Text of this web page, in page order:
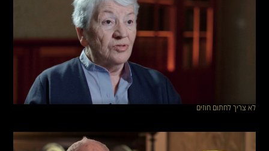
לא צריך לחתום חוזים